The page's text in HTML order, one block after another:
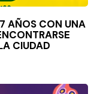
AÑOS CON UNA
CIUDAD